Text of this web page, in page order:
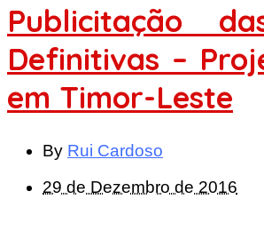
Publicitação
Definitivas –
em Timor-Leste
By Rui Cardoso
29 de Dezembro de 2016